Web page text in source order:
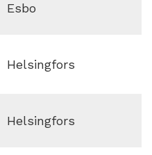
Esbo
Helsingfors
Helsingfors